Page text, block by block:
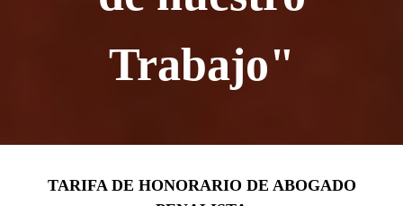
Trabajo"
TARIFA DE HONORARIO DE ABOGADO